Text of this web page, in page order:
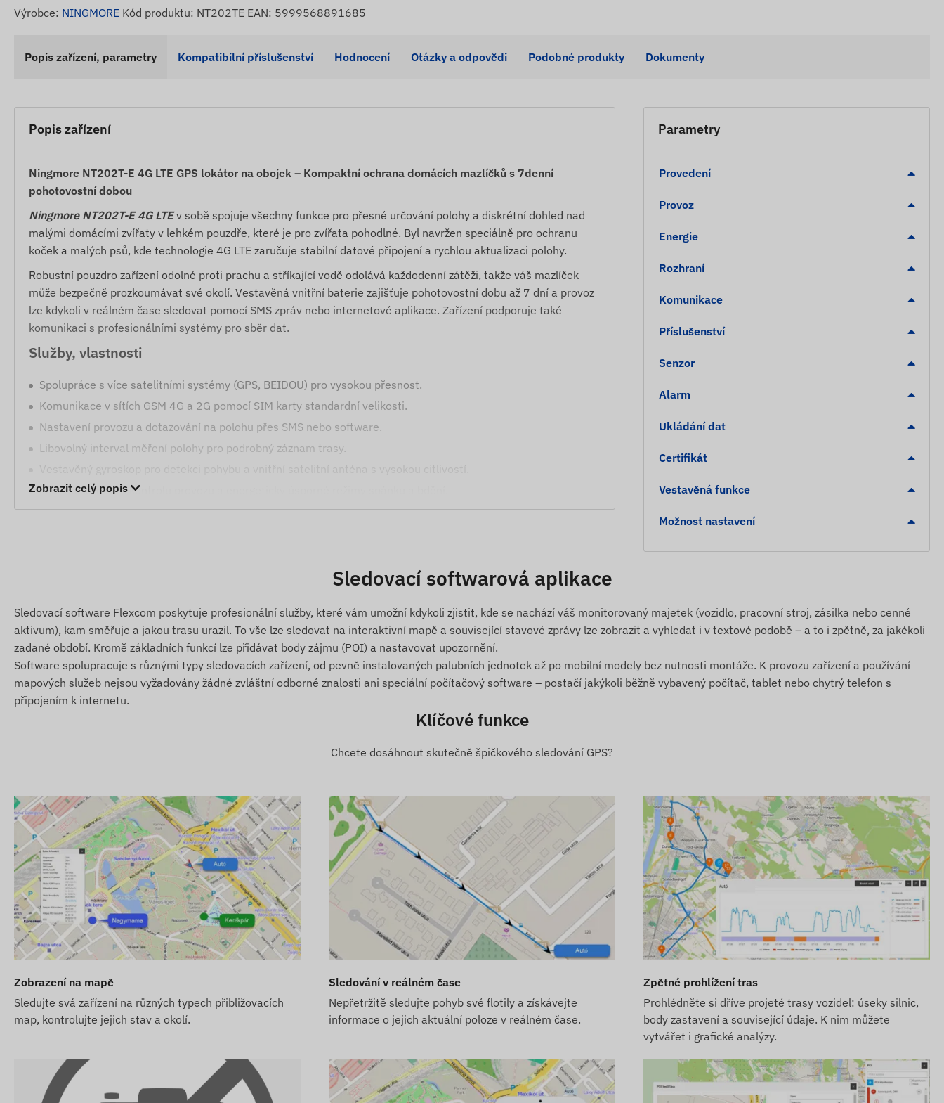
Výrobce: NINGMORE Kód produktu: NT202TE EAN: 5999568891685
Popis zařízení, parametry Kompatibilní příslušenství Hodnocení Otázky a odpovědi Podobné produkty Dokumenty
Popis zařízení
Ningmore NT202T-E 4G LTE GPS lokátor na obojek – Kompaktní ochrana domácích mazlíčků s 7denní
pohotovostní dobou
Ningmore NT202T-E 4G LTEv sobě spojuje všechny funkce pro přesné určování polohy a diskrétní dohled nad
malými domácími zvířaty v lehkém pouzdře, které je pro zvířata pohodlné. Byl navržen speciálně pro ochranu
koček a malých psů, kde technologie 4G LTE zaručuje stabilní datové připojení a rychlou aktualizaci polohy.
Robustní pouzdro zařízení odolné proti prachu a stříkající vodě odolává každodenní zátěži, takže váš mazlíček
může bezpečně prozkoumávat své okolí. Vestavěná vnitřní baterie zajišťuje pohotovostní dobu až 7 dní a provoz
lze kdykoli v reálném čase sledovat pomocí SMS zpráv nebo internetové aplikace. Zařízení podporuje také
komunikaci s profesionálními systémy pro sběr dat.
Služby, vlastnosti
Spolupráce s více satelitními systémy (GPS, BEIDOU) pro vysokou přesnost.
Komunikace v sítích GSM 4G a 2G pomocí SIM karty standardní velikosti.
Nastavení provozu a dotazování na polohu přes SMS nebo software.
Libovolný interval měření polohy pro podrobný záznam trasy.
LED indikátor pro kontrolu provozu a energeticky úsporné režimy spánku a bdění.
Obsah balení
Ningmore NT202T-E 4G LTE GPS lokátor na obojek
Pohodlný obojek
USB nabíjecí kabel
operátorů. Ty zajišťují sběr dat a jejich přenos do telefonu uživatele nebo do centrálního systému. Zařízení
komunikuje prostřednictvím sítě mobilních operátorů pomocí vložené (vyměnitelné) SIM karty.
Provozní region
4G LTE:
Evropa, Asie, Afrika
2G GSM: Evropa, Asie, Afrika, Austrálie
Nákupní možnosti
Pokud si zakoupíte pouze zařízení (bez předplatného softwaru), dodáme jej v továrním nastavení. O SIM kartu
potřebnou k provozu, její nastavení a provoz karty (dobíjení, roční ověření údajů) se musíte postarat sami.
Pokud si k zařízení zakoupíte i předplatné softwaru, ale nikoliv SIM kartu, předáme vám zařízení již
registrované v našem softwaru a připravené k provozu. Pořízení, nastavení a provoz SIM karty však zůstává
Pokud si u nás k zařízení a předplatnému softwaru zakoupíte také SIM kartu, předáme vám zařízení a SIM
kartu připravené ke spolupráci se softwarem a postaráme se také o nepřetržitý provoz karty – v souvislosti s
posledně jmenovaným nebudete mít žádné starosti.
Zobrazit celý popis
Parametry
Provedení
Provoz
Energie
Rozhraní
Komunikace
Příslušenství
Senzor
Alarm
Ukládání dat
Certifikát
Vestavěná funkce
Možnost nastavení
Sledovací softwarová aplikace
Sledovací software Flexcom poskytuje profesionální služby, které vám umožní kdykoli zjistit, kde se nachází váš monitorovaný majetek (vozidlo, pracovní stroj, zásilka nebo cenné
aktivum), kam směřuje a jakou trasu urazil. To vše lze sledovat na interaktivní mapě a související stavové zprávy lze zobrazit a vyhledat i v textové podobě – a to i zpětně, za jakékoli
zadané období. Kromě základních funkcí lze přidávat body zájmu (POI) a nastavovat upozornění.
Software spolupracuje s různými typy sledovacích zařízení, od pevně instalovaných palubních jednotek až po mobilní modely bez nutnosti montáže. K provozu zařízení a používání
mapových služeb nejsou vyžadovány žádné zvláštní odborné znalosti ani speciální počítačový software – postačí jakýkoli běžně vybavený počítač, tablet nebo chytrý telefon s
připojením k internetu.
Klíčové funkce
Chcete dosáhnout skutečně špičkového sledování GPS?
Zobrazení na mapě
Sledujte svá zařízení na různých typech přibližovacích
map, kontrolujte jejich stav a okolí.
Sledování v reálném čase
Nepřetržitě sledujte pohyb své flotily a získávejte
informace o jejich aktuální poloze v reálném čase.
Zpětné prohlížení tras
Prohlédněte si dříve projeté trasy vozidel: úseky silnic,
body zastavení a související údaje. K nim můžete
vytvářet i grafické analýzy.